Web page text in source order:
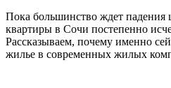
Пока большинство ждет падения
квартиры в Сочи постепенно
Рассказываем, почему именно
жилье в современных жилых